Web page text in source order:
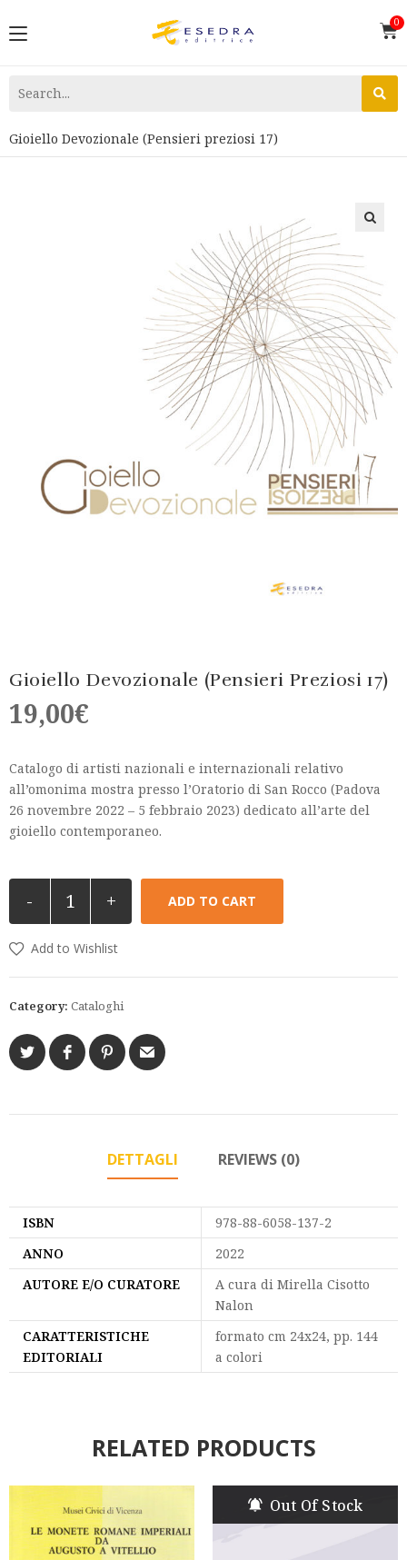
Gioiello Devozionale (Pensieri preziosi 17)
Gioiello Devozionale (Pensieri Preziosi 17)
19,00€
Catalogo di artisti nazionali e internazionali relativo
all’omonima mostra presso l’Oratorio di San Rocco (Padova
26 novembre 2022 – 5 febbraio 2023) dedicato all’arte del
gioiello contemporaneo.
- + ADD TO CART
Add to Wishlist
Category: Cataloghi
DETTAGLI REVIEWS (0)
ISBN
978-88-6058-137-2
ANNO
2022
AUTORE E/O CURATORE
A cura di Mirella Cisotto
Nalon
CARATTERISTICHE
EDITORIALI
formato cm 24x24, pp. 144
a colori
RELATED PRODUCTS
Out Of Stock